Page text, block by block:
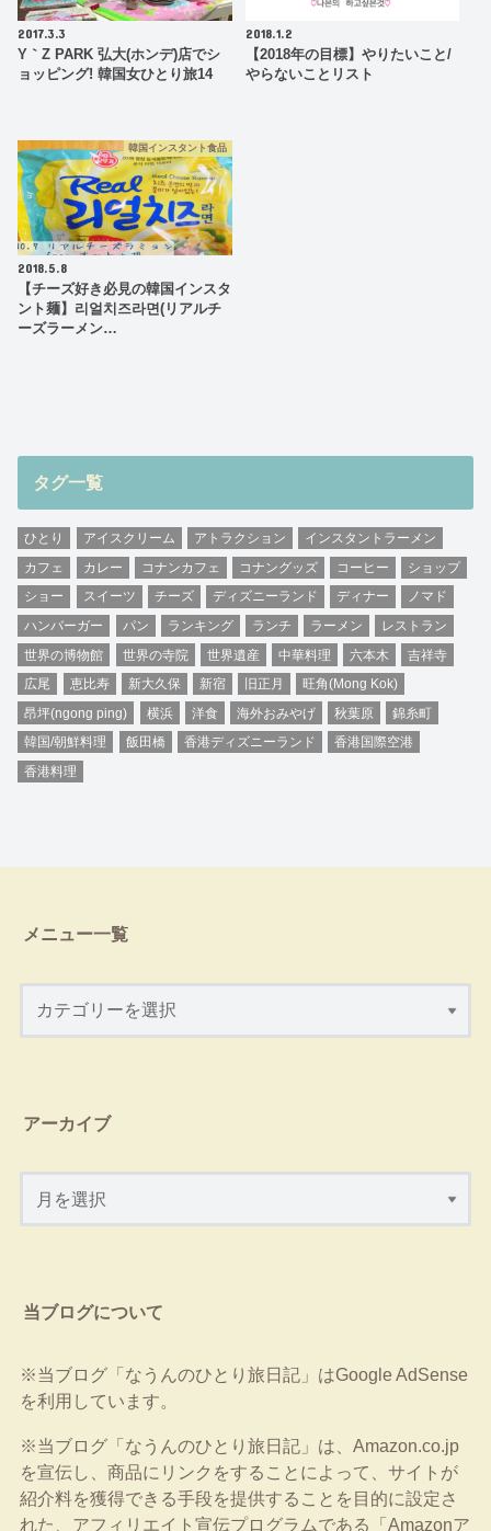
2017.3.3
Y｀Z PARK 弘大(ホンデ)店でシ
ョッピング! 韓国女ひとり旅14
2018.1.2
【2018年の目標】やりたいこと/
やらないことリスト
韓国インスタント食品
2018.5.8
【チーズ好き必見の韓国インスタ
ント麺】리얼치즈라면(リアルチ
ーズラーメン…
タグ一覧
ひとり アイスクリーム アトラクション
インスタントラーメン
カフェ
カレー コナンカフェ コナングッズ コーヒー
ショップ
ショー
スイーツ チーズ ディズニーランド ディナー
ノマド
ハンバーガー
パン ランキング ランチ ラーメン
レストラン
世界の博物館
世界の寺院 世界遺産 中華料理 六本木
吉祥寺
広尾
恵比寿 新大久保 新宿 旧正月
旺角(Mong Kok)
昂坪(ngong ping)
横浜 洋食 海外おみやげ 秋葉原
錦糸町
韓国/朝鮮料理
飯田橋 香港ディズニーランド
香港国際空港
香港料理
メニュー一覧
アーカイブ
当ブログについて
※当ブログ「なうんのひとり旅日記」はGoogle AdSense
を利用しています。
※当ブログ「なうんのひとり旅日記」は、Amazon.co.jp
を宣伝し、商品にリンクをすることによって、サイトが
紹介料を獲得できる手段を提供することを目的に設定さ
れた、アフィリエイト宣伝プログラムである「Amazonア